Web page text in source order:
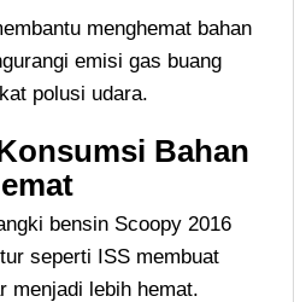
menghemat bahan
emisi gas buang
polusi udara.
Bahan
bensin Scoopy 2016
seperti ISS membuat
menjadi lebih hemat.